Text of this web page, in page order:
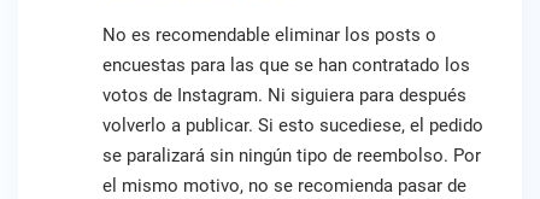
No es recomendable eliminar los posts o
encuestas para las que se han contratado los
votos de Instagram. Ni siguiera para después
volverlo a publicar. Si esto sucediese, el pedido
se paralizará sin ningún tipo de reembolso. Por
el mismo motivo, no se recomienda pasar de